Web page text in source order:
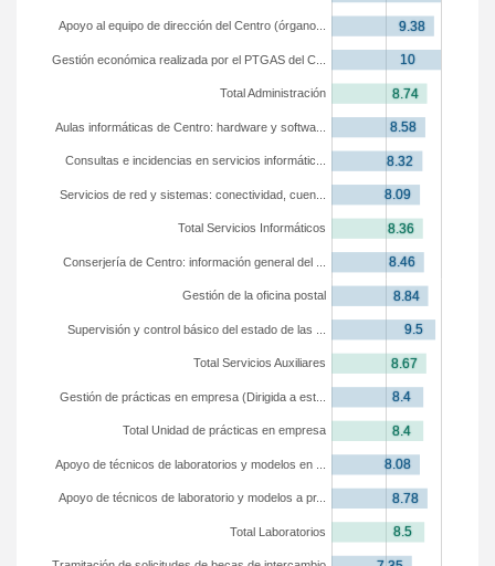
Total Laboratorios
Apoyo de técnicos de laboratorio y modelos a pr...
Apoyo de técnicos de laboratorios y modelos en ...
Total Unidad de prácticas en empresa
Gestión de prácticas en empresa (Dirigida a est...
Total Servicios Auxiliares
Supervisión y control básico del estado de las ...
Gestión de la oficina postal
Conserjería de Centro: información general del ...
Total Servicios Informáticos
Servicios de red y sistemas: conectividad, cuen...
Consultas e incidencias en servicios informátic...
Aulas informáticas de Centro: hardware y softwa...
Total Administración
Gestión económica realizada por el PTGAS del C...
Apoyo al equipo de dirección del Centro (órgano...